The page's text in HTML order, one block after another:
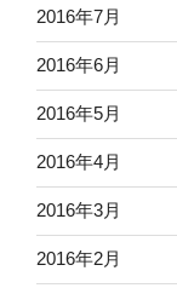
2016年7月
2016年6月
2016年5月
2016年4月
2016年3月
2016年2月